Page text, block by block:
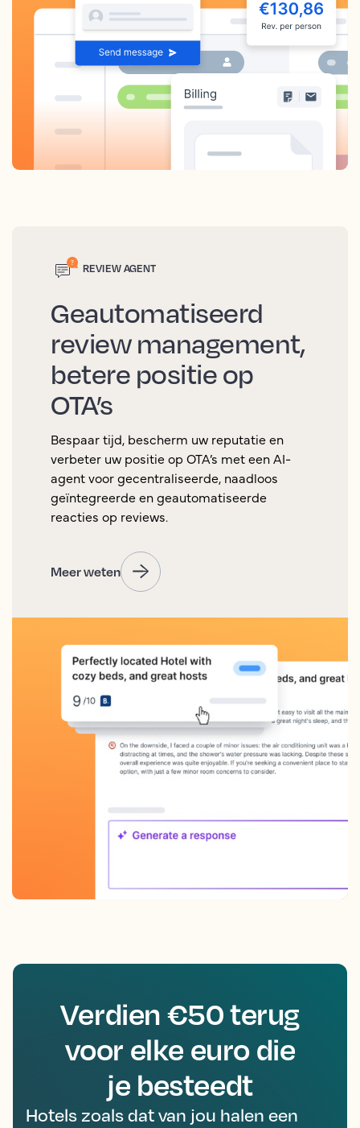
REVIEW AGENT
Geautomatiseerd
review management,
betere positie op
OTA’s
Bespaar tijd, bescherm uw reputatie en
verbeter uw positie op OTA’s met een AI-
agent voor gecentraliseerde, naadloos
geïntegreerde en geautomatiseerde
reacties op reviews.
Meer weten
Verdien €50 terug
voor elke euro die
je besteedt
Hotels zoals dat van jou halen een